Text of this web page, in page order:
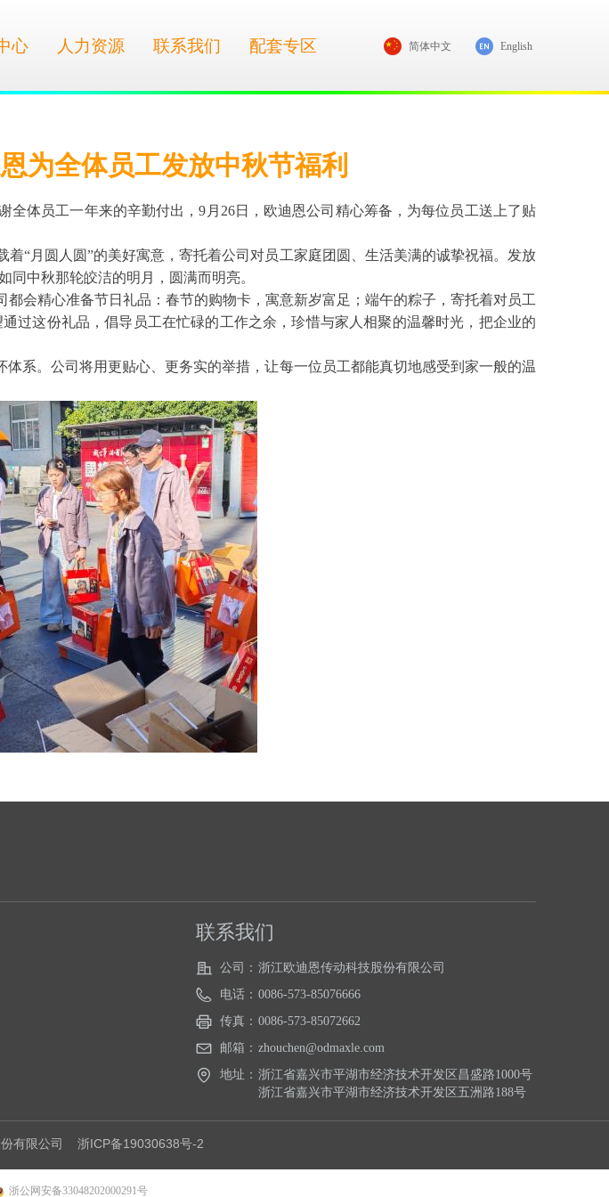
心 人力资源 联系我们 配套专区 简体中文 English
为全体员工发放中秋节福利
体员工一年来的辛勤付出，9月26日，欧迪恩公司精心筹备，为每位员工送上了贴
“月圆人圆”的美好寓意，寄托着公司对员工家庭团圆、生活美满的诚挚祝福。发放
中秋那轮皎洁的明月，圆满而明亮。
会精心准备节日礼品：春节的购物卡，寓意新岁富足；端午的粽子，寄托着对员工
过这份礼品，倡导员工在忙碌的工作之余，珍惜与家人相聚的温馨时光，把企业的
系。公司将用更贴心、更务实的举措，让每一位员工都能真切地感受到家一般的温
联系我们
公司： 浙江欧迪恩传动科技股份有限公司
电话： 0086-573-85076666
传真： 0086-573-85072662
邮箱： zhouchen@odmaxle.com
地址： 浙江省嘉兴市平湖市经济技术开发区昌盛路1000号
浙江省嘉兴市平湖市经济技术开发区五洲路188号
份有限公司 浙ICP备19030638号-2
浙公网安备33048202000291号